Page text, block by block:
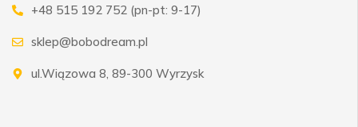
+48 515 192 752 (pn-pt: 9-17)
sklep@bobodream.pl
ul.Wiązowa 8, 89-300 Wyrzysk